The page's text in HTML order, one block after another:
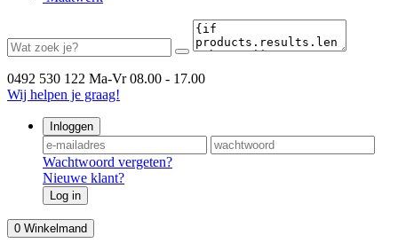
0492 530 122 Ma-Vr 08.00 - 17.00
Wij helpen je graag!
Inloggen
Wachtwoord vergeten?
Nieuwe klant?
Log in
0 Winkelmand